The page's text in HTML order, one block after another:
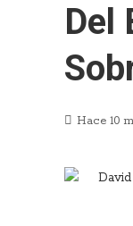
Del
Hace 10